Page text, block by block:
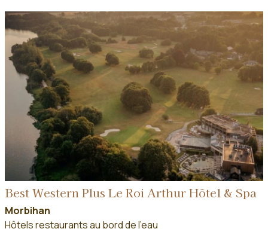
Best Western Plus Le Roi Arthur Hôtel & Spa
Morbihan
Hôtels restaurants au bord de l'eau